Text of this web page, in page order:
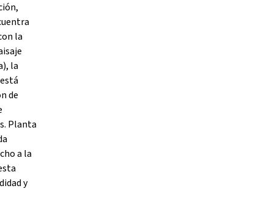
la
la
de
Planta
a la
y